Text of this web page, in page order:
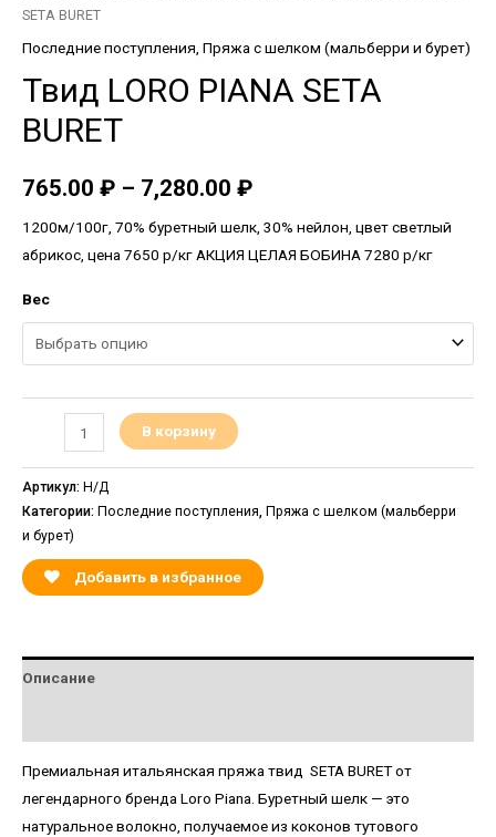
SETA BURET
Последние поступления, Пряжа с шелком (мальберри и бурет)
Твид LORO PIANA SETA
BURET
765.00 ₽ – 7,280.00 ₽
1200м/100г, 70% буретный шелк, 30% нейлон, цвет светлый
абрикос, цена 7650 р/кг АКЦИЯ ЦЕЛАЯ БОБИНА 7280 р/кг
Вес
В корзину
Артикул: Н/Д
Категории: Последние поступления, Пряжа с шелком (мальберри
и бурет)
Добавить в избранное
Описание
Премиальная итальянская пряжа твид SETA BURET от
легендарного бренда Loro Piana. Буретный шелк — это
натуральное волокно, получаемое из коконов тутового